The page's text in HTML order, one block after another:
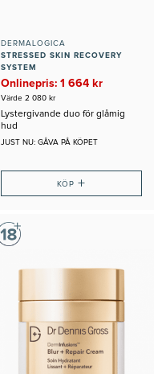
DERMALOGICA
STRESSED SKIN RECOVERY
SYSTEM
Onlinepris: 1 664 kr
Värde 2 080 kr
Lystergivande duo för glåmig
hud
JUST NU: GÅVA PÅ KÖPET
KÖP +